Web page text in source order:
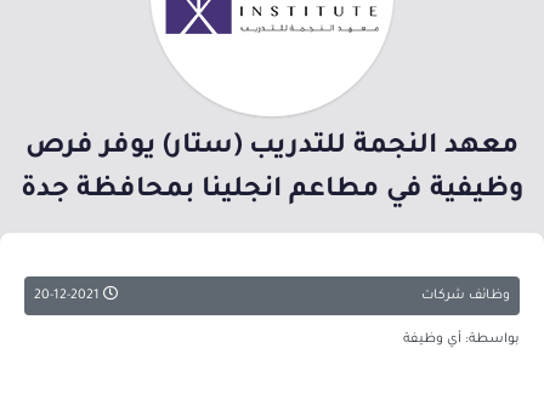
معهد النجمة للتدريب (ستار) يوفر فرص
وظيفية في مطاعم انجلينا بمحافظة جدة
وظائف شركات
بواسطة: أي وظيفة